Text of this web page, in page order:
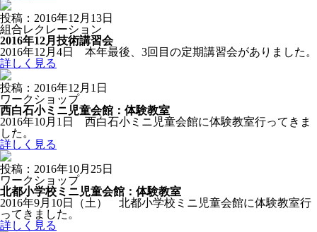
投稿：2016年12月13日
組合レクレーション
2016年12月技術講習会
2016年12月4日 本年最後、3回目の定期講習会がありました。
詳しく見る
投稿：2016年12月1日
ワークショップ
西白石小ミニ児童会館：体験教室
2016年10月1日 西白石小ミニ児童会館に体験教室行ってきま
した。
詳しく見る
投稿：2016年10月25日
ワークショップ
北都小学校ミニ児童会館：体験教室
2016年9月10日（土） 北都小学校ミニ児童会館に体験教室行
ってきました。
詳しく見る